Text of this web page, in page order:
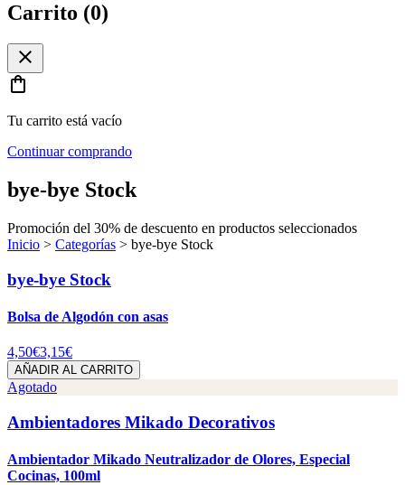
Carrito (0)
close
shopping_bag
Tu carrito está vacío
Continuar comprando
bye-bye Stock
Promoción del 30% de descuento en productos seleccionados
Inicio > Categorías > bye-bye Stock
bye-bye Stock
Bolsa de Algodón con asas
4,50€3,15€
AÑADIR AL CARRITO
Agotado
Ambientadores Mikado Decorativos
Ambientador Mikado Neutralizador de Olores, Especial
Cocinas, 100ml